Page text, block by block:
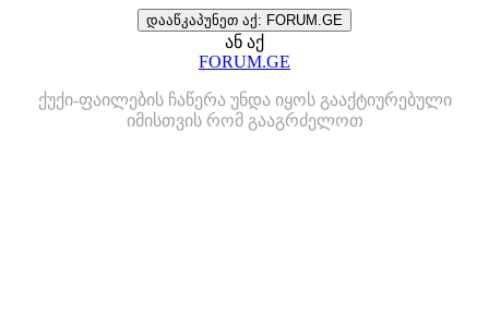
დააწკაპუნეთ აქ: FORUM.GE
ან აქ
FORUM.GE
ქუქი-ფაილების ჩაწერა უნდა იყოს გააქტიურებული
იმისთვის რომ გააგრძელოთ